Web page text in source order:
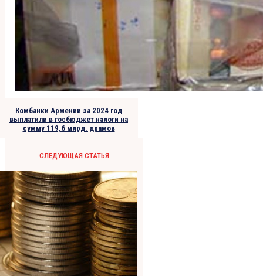
Комбанки Армении за 2024 год
выплатили в госбюджет налоги на
сумму 119,6 млрд. драмов
СЛЕДУЮЩАЯ СТАТЬЯ